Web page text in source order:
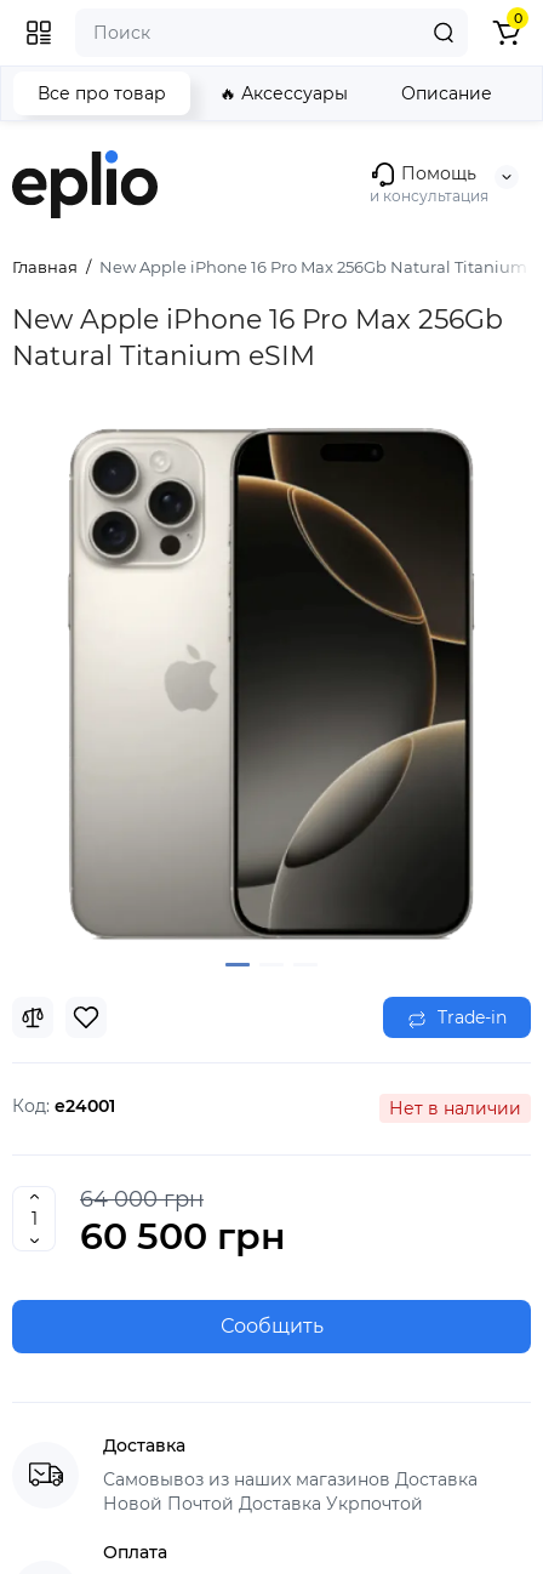
Помощь
и консультация
0
Главная New Apple iPhone 16 Pro Max 256Gb Natural Titanium
New Apple iPhone 16 Pro Max 256Gb
Natural Titanium eSIM
Все про товар 🔥 Аксессуары Описание
Trade-in
Код: e24001 Нет в наличии
64 000 грн
60 500 грн
Сообщить
Доставка
Самовывоз из наших магазинов Доставка
Новой Почтой Доставка Укрпочтой
Оплата